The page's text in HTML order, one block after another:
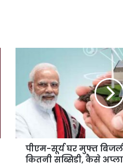
पीएम-सूर्य घर मुफ्त
कितनी सब्सिडी, कैसे